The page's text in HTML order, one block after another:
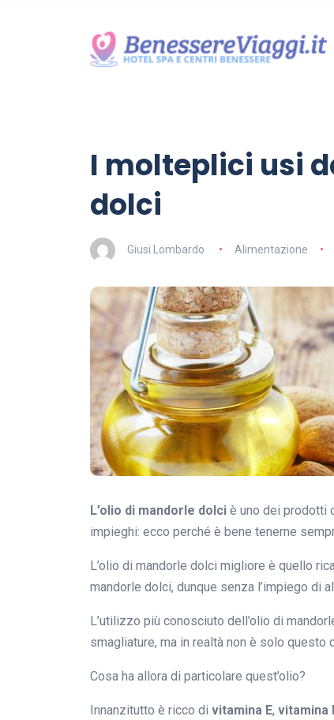
I molteplici usi
dolci
Giusi Lombardo Alimentazione
L’olio di mandorle dolci è uno dei prodotti
impieghi: ecco perché è bene tenerne
L’olio di mandorle dolci migliore è quello
mandorle dolci, dunque senza l’impiego di
L’utilizzo più conosciuto dell’olio di
smagliature, ma in realtà non è solo questo
Cosa ha allora di particolare quest’olio?
Innanzitutto è ricco di vitamina E, vitamina